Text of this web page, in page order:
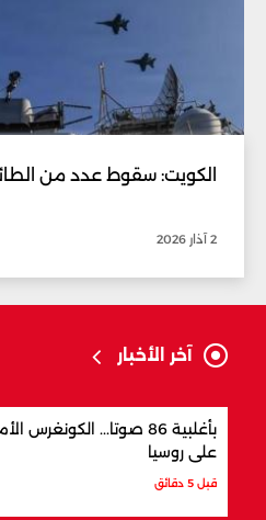
الكويت: سقوط عدد من
2 آذار 2026
آخر الأخبار
بأغلبية 86 صوتا...
على روسيا
قبل 5 دقائق